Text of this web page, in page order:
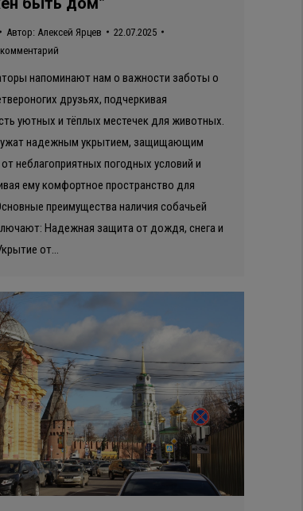
Автор: Алексей Ярцев
22.07.2025
напоминают нам о важности заботы о
друзьях, подчеркивая
уютных и тёплых местечек для животных.
надежным укрытием, защищающим
неблагоприятных погодных условий и
ему комфортное пространство для
преимущества наличия собачьей
Надежная защита от дождя, снега и
от…